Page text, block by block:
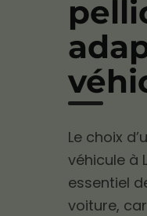
Le choix
véhicule à
essentiel
voiture,